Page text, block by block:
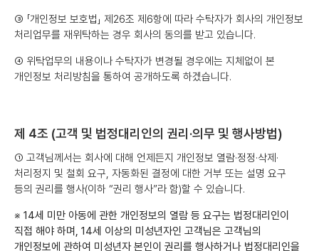
③ 「개인정보 보호법」 제26조 제6항에 따라 수탁자가 회사의 개인정보
처리업무를 재위탁하는 경우 회사의 동의를 받고 있습니다.
④ 위탁업무의 내용이나 수탁자가 변경될 경우에는 지체없이 본
개인정보 처리방침을 통하여 공개하도록 하겠습니다.
제 4조 (고객 및 법정대리인의 권리·의무 및 행사방법)
① 고객님께서는 회사에 대해 언제든지 개인정보 열람·정정·삭제·
처리정지 및 철회 요구, 자동화된 결정에 대한 거부 또는 설명 요구
등의 권리를 행사(이하 “권리 행사”라 함)할 수 있습니다.
※ 14세 미만 아동에 관한 개인정보의 열람 등 요구는 법정대리인이
직접 해야 하며, 14세 이상의 미성년자인 고객님은 고객님의
개인정보에 관하여 미성년자 본인이 권리를 행사하거나 법정대리인을